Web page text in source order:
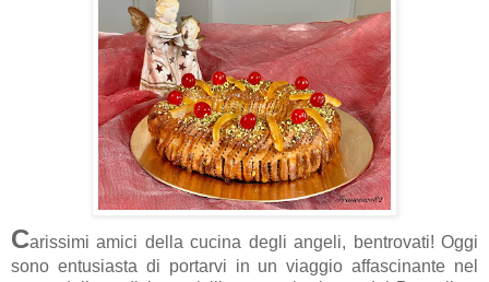
Carissimi amici della cucina degli angeli, bentrovati! Oggi
sono entusiasta di portarvi in un viaggio affascinante nel